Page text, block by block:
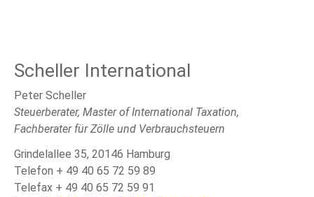
Scheller International
Peter Scheller
Steuerberater, Master of International Taxation,
Fachberater für Zölle und Verbrauchsteuern
Grindelallee 35, 20146 Hamburg
Telefon + 49 40 65 72 59 89
Telefax + 49 40 65 72 59 91